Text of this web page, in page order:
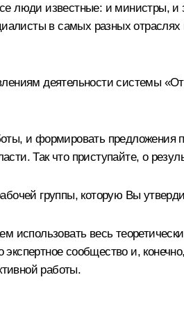
люди известные: и министры, и
в самых разных
деятельности системы
и формировать предложения
Так что приступайте, о
группы, которую Вы
использовать весь
сообщество и,
работы.